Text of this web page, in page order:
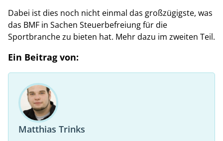
Dabei ist dies noch nicht einmal das großzügigste, was
das BMF in Sachen Steuerbefreiung für die
Sportbranche zu bieten hat. Mehr dazu im zweiten Teil.
Ein Beitrag von:
Matthias Trinks